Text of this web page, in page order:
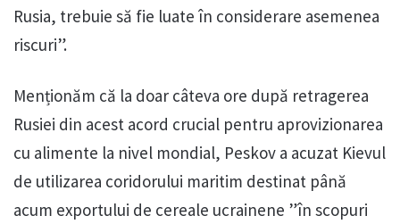
Rusia, trebuie să fie luate în considerare asemenea
riscuri”.
Menționăm că la doar câteva ore după retragerea
Rusiei din acest acord crucial pentru aprovizionarea
cu alimente la nivel mondial, Peskov a acuzat Kievul
de utilizarea coridorului maritim destinat până
acum exportului de cereale ucrainene ”în scopuri